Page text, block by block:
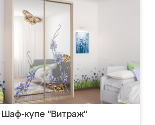
Шаф-купе "Витраж"